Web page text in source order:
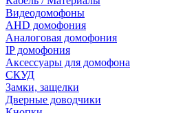
Видеодомофоны
AHD домофония
Аналоговая домофония
IP домофония
Аксессуары для домофона
СКУД
Замки, защелки
Дверные доводчики